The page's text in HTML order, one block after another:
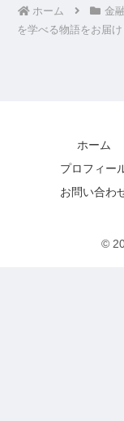
ホーム 金
を学べる物語をお届
ホーム
プロフィー
お問い合わ
©